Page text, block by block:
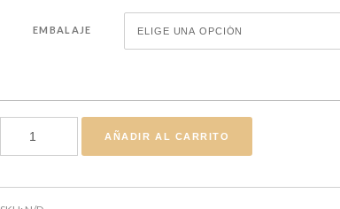
EMBALAJE
DIGLYPHUS ISAEA cantidad
AÑADIR AL CARRITO